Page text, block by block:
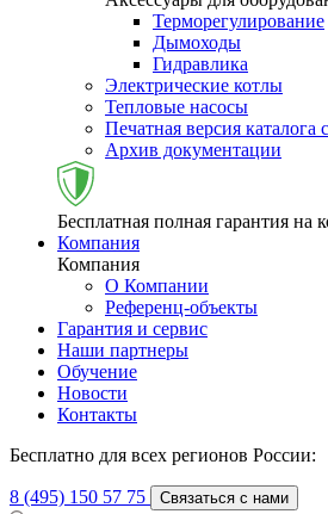
Терморегулирование
Дымоходы
Гидравлика
Электрические котлы
Тепловые насосы
Печатная версия каталога
Архив документации
Бесплатная полная гарантия на
Компания
Компания
О Компании
Референц-объекты
Гарантия и сервис
Наши партнеры
Обучение
Новости
Контакты
Бесплатно для всех регионов России:
8 (495) 150 57 75 Связаться с нами